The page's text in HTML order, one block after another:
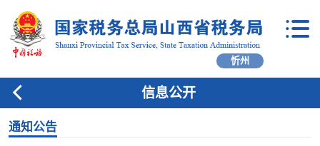
忻州
信息公开
通知公告